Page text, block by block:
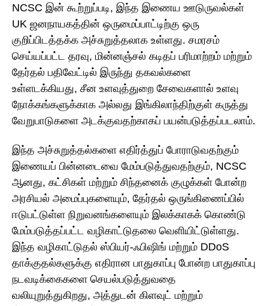
NCSC இன் கூற்றுப்படி, இந்த இணைய ஊடுருவல்கள்
UK ஜனநாயகத்தின் ஒருமைப்பாட்டிற்கு ஒரு
குறிப்பிடத்தக்க அச்சுறுத்தலாக உள்ளது. சமரசம்
செய்யப்பட்ட தரவு, மின்னஞ்சல் கடிதப் பரிமாற்றம் மற்றும்
தேர்தல் பதிவேட்டில் இருந்து தகவல்களை
உள்ளடக்கியது, சீன உளவுத்துறை சேவைகளால் உளவு
நோக்கங்களுக்காக அல்லது இங்கிலாந்திற்குள் கருத்து
வேறுபாடுகளை அடக்குவதற்காகப் பயன்படுத்தப்படலாம்.
இந்த அச்சுறுத்தல்களை எதிர்த்துப் போராடுவதற்கும்
இணையப் பின்னடைவை மேம்படுத்துவதற்கும், NCSC
ஆனது, கட்சிகள் மற்றும் சிந்தனைக் குழுக்கள் போன்ற
அரசியல் அமைப்புகளையும், தேர்தல் ஒருங்கிணைப்பில்
ஈடுபட்டுள்ள நிறுவனங்களையும் இலக்காகக் கொண்டு
மேம்படுத்தப்பட்ட வழிகாட்டுதலை வெளியிட்டுள்ளது.
இந்த வழிகாட்டுதல் ஸ்பியர்-ஃபிஷிங் மற்றும் DDoS
தாக்குதல்களுக்கு எதிரான பாதுகாப்பு போன்ற பாதுகாப்பு
நடவடிக்கைகளை செயல்படுத்துவதை
வலியுறுத்துகிறது, அத்துடன் கிளவுட் மற்றும்